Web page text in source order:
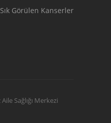
Görülen Kanserler
Sağlığı Merkezi